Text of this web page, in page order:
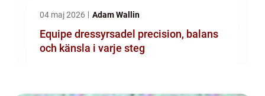
04 maj 2026 Adam Wallin
Equipe dressyrsadel precision, balans
och känsla i varje steg